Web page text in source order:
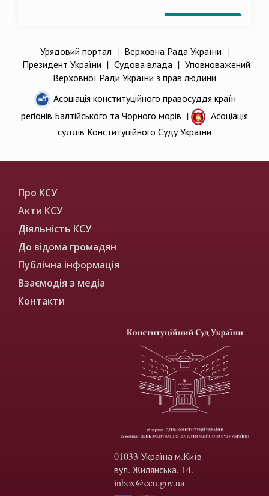
Урядовий портал | Верховна Рада України |
Президент України | Судова влада| Уповноважений
Верховної Ради України з прав людини
Асоціація конституційного правосуддя країн
регіонів Балтійського та Чорного морів |
Асоціація
суддів Конституційного Суду України
Про КСУ
Акти КСУ
Діяльність КСУ
До відома громадян
Публічна інформація
Взаємодія з медіа
Контакти
01033 Україна м.Київ
вул. Жилянська, 14.
inbox@ccu.gov.ua